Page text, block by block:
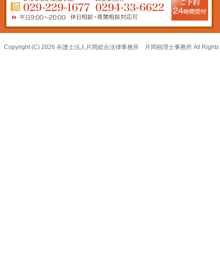
Copyright (C) 2026 弁護士法人片岡総合法律事務所 片岡税理士事務所 All